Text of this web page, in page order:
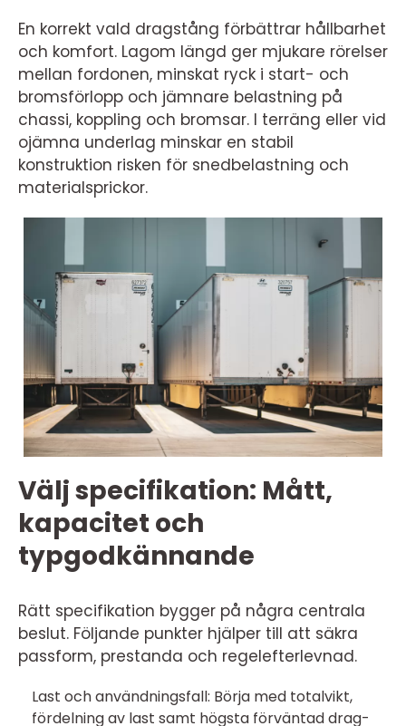
En korrekt vald dragstång förbättrar hållbarhet
och komfort. Lagom längd ger mjukare rörelser
mellan fordonen, minskat ryck i start- och
bromsförlopp och jämnare belastning på
chassi, koppling och bromsar. I terräng eller vid
ojämna underlag minskar en stabil
konstruktion risken för snedbelastning och
materialsprickor.
Välj specifikation: Mått,
kapacitet och
typgodkännande
Rätt specifikation bygger på några centrala
beslut. Följande punkter hjälper till att säkra
passform, prestanda och regelefterlevnad.
Last och användningsfall: Börja med totalvikt,
fördelning av last samt högsta förväntad drag-